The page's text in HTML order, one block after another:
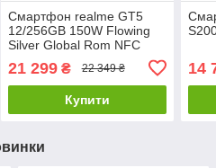
Смартфон realme GT5
12/256GB 150W Flowing
Silver Global Rom NFC
21 299₴ 22 349 ₴
Купити
14